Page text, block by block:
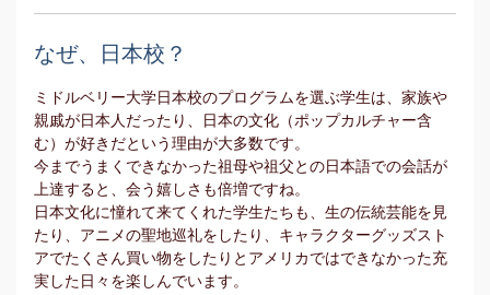
なぜ、日本校？
ミドルベリー大学日本校のプログラムを選ぶ学生は、家族や
親戚が日本人だったり、日本の文化（ポップカルチャー含
む）が好きだという理由が大多数です。
今までうまくできなかった祖母や祖父との日本語での会話が
上達すると、会う嬉しさも倍増ですね。
日本文化に憧れて来てくれた学生たちも、生の伝統芸能を見
たり、アニメの聖地巡礼をしたり、キャラクターグッズスト
アでたくさん買い物をしたりとアメリカではできなかった充
実した日々を楽しんでいます。